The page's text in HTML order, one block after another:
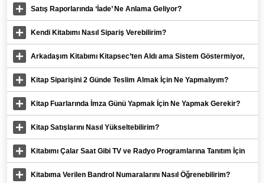
Satış Raporlarında ‘İade’ Ne Anlama Geliyor?
Kendi Kitabımı Nasıl Sipariş Verebilirim?
Arkadaşım Kitabımı Kitapsec’ten Aldı ama Sistem Göstermiyor,
Neden?
Kitap Siparişini 2 Günde Teslim Almak İçin Ne Yapmalıyım?
Kitap Fuarlarında İmza Günü Yapmak İçin Ne Yapmak Gerekir?
Kitap Satışlarını Nasıl Yükseltebilirim?
Kitabımı Çalar Saat Gibi TV ve Radyo Programlarına Tanıtım İçin
Gönderir misiniz?
Kitabıma Verilen Bandrol Numaralarını Nasıl Öğrenebilirim?